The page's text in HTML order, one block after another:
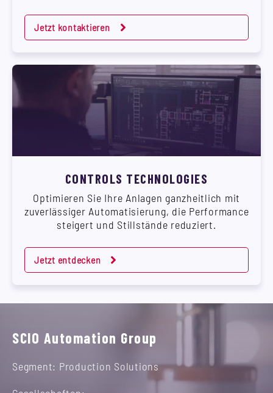
Jetzt kontaktieren
CONTROLS TECHNOLOGIES
Optimieren Sie Ihre Anlagen ganzheitlich mit
zuverlässiger Automatisierung, die Performance
steigert und Stillstände reduziert.
Jetzt entdecken
SCIO Automation Group
Segment: Production Solutions